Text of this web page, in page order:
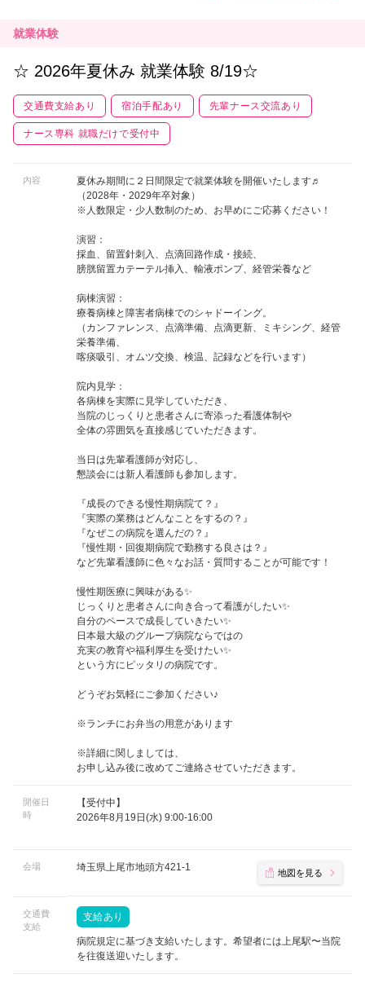
就業体験
☆ 2026年夏休み 就業体験 8/19☆
交通費支給あり 宿泊手配あり 先輩ナース交流あり
ナース専科 就職だけで受付中
内容
夏休み期間に２日間限定で就業体験を開催いたします♬
（2028年・2029年卒対象）
※人数限定・少人数制のため、お早めにご応募ください！
演習：
採血、留置針刺入、点滴回路作成・接続、
膀胱留置カテーテル挿入、輸液ポンプ、経管栄養など
病棟演習：
療養病棟と障害者病棟でのシャドーイング。
（カンファレンス、点滴準備、点滴更新、ミキシング、経管
栄養準備、
喀痰吸引、オムツ交換、検温、記録などを行います）
院内見学：
各病棟を実際に見学していただき、
当院のじっくりと患者さんに寄添った看護体制や
全体の雰囲気を直接感じていただきます。
当日は先輩看護師が対応し、
懇談会には新人看護師も参加します。
『成長のできる慢性期病院て？』
『実際の業務はどんなことをするの？』
『なぜこの病院を選んだの？』
『慢性期・回復期病院で勤務する良さは？』
など先輩看護師に色々なお話・質問することが可能です！
慢性期医療に興味がある✨
じっくりと患者さんに向き合って看護がしたい✨
自分のペースで成長していきたい✨
日本最大級のグループ病院ならではの
充実の教育や福利厚生を受けたい✨
という方にピッタリの病院です。
どうぞお気軽にご参加ください♪
※ランチにお弁当の用意があります
※詳細に関しましては、
お申し込み後に改めてご連絡させていただきます。
開催日
時
【受付中】
2026年8月19日(水) 9:00-16:00
会場 埼玉県上尾市地頭方421-1 地図を見る
交通費
支給
支給あり
病院規定に基づき支給いたします。希望者には上尾駅〜当院
を往復送迎いたします。